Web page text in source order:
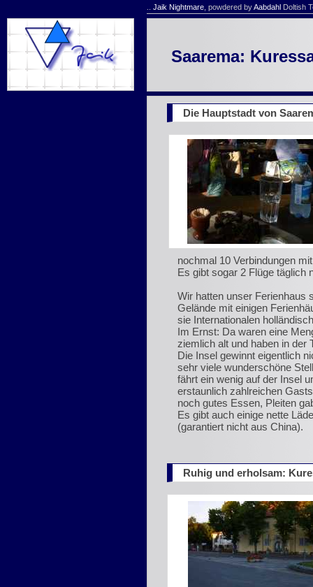
Jaik Nightmare , powdered byAabdahl Doltish
Saarema:
Die Hauptstadt von
nochmal 10 Verbindungen
Es gibt sogar 2 Flüge täglich
Wir hatten unser Ferienhaus
Gelände mit einigen
sie Internationalen
Im Ernst: Da waren eine
ziemlich alt und haben in der
Die Insel gewinnt eigentlich
sehr viele wunderschöne
fährt ein wenig auf der Insel
erstaunlich zahlreichen
noch gutes Essen, Pleiten
Es gibt auch einige nette
(garantiert nicht aus China).
Ruhig und erholsam: